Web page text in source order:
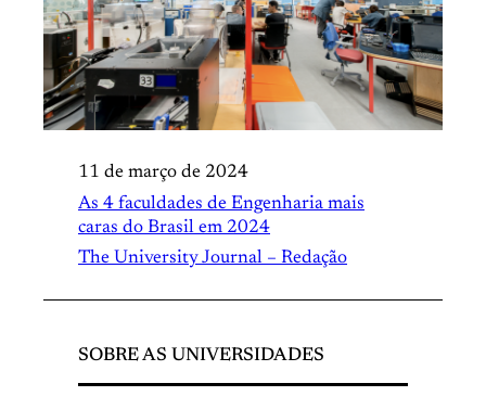
11 de março de 2024
As 4 faculdades de Engenharia mais
caras do Brasil em 2024
The University Journal – Redação
SOBRE AS UNIVERSIDADES